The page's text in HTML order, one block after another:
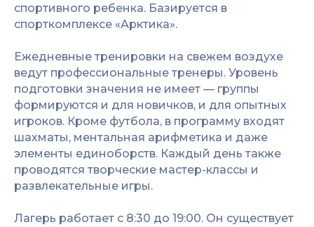
спортивного ребенка. Базируется в
спорткомплексе «Арктика».
Ежедневные тренировки на свежем воздухе
ведут профессиональные тренеры. Уровень
подготовки значения не имеет — группы
формируются и для новичков, и для опытных
игроков. Кроме футбола, в программу входят
шахматы, ментальная арифметика и даже
элементы единоборств. Каждый день также
проводятся творческие мастер-классы и
развлекательные игры.
Лагерь работает с 8:30 до 19:00. Он существует